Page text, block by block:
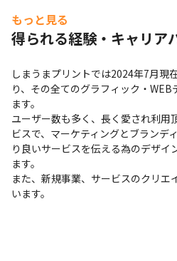
もっと見る
得られる経験・キャリア
しまうまプリントでは2024年7月現
り、その全てのグラフィック・
ます。
ユーザー数も多く、長く愛され利用
ビスで、マーケティングとブランデ
り良いサービスを伝える為のデザイ
ます。
また、新規事業、サービスのクリエ
います。